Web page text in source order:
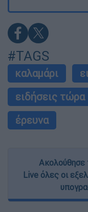
#TAGS
καλαμάρι
ειδήσεις τώρα
έρευνα
Ακολούθησε
Live όλες οι